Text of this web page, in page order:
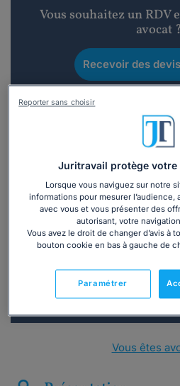
Vous souhaitez un RDV
avocat ?
Recevoir des
Vous souhaitez une
Consulter
ou appelez le01 75 75 42 33
Vous êtes
Juritravail protège votre
Lorsque vous naviguez sur notre
informations pour mesurer
avec vous et vous présenter des
autorisant, votre
Vous avez le droit de changer d’avis à
bouton cookie en bas à gauche de
Paramétrer
Reporter sans choisir